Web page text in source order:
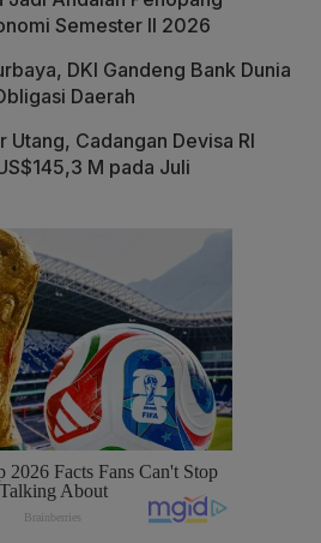
Semester II 2026
DKI Gandeng Bank Dunia
Daerah
Utang, Cadangan Devisa RI
M pada Juli